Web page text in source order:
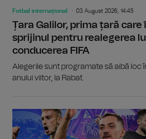
Fotbal internațional 03 August 2026, 14:45
Țara Galilor, prima țară care
sprijinul pentru realegerea
conducerea FIFA
Alegerile sunt programate să aibă loc
anului viitor, la Rabat.